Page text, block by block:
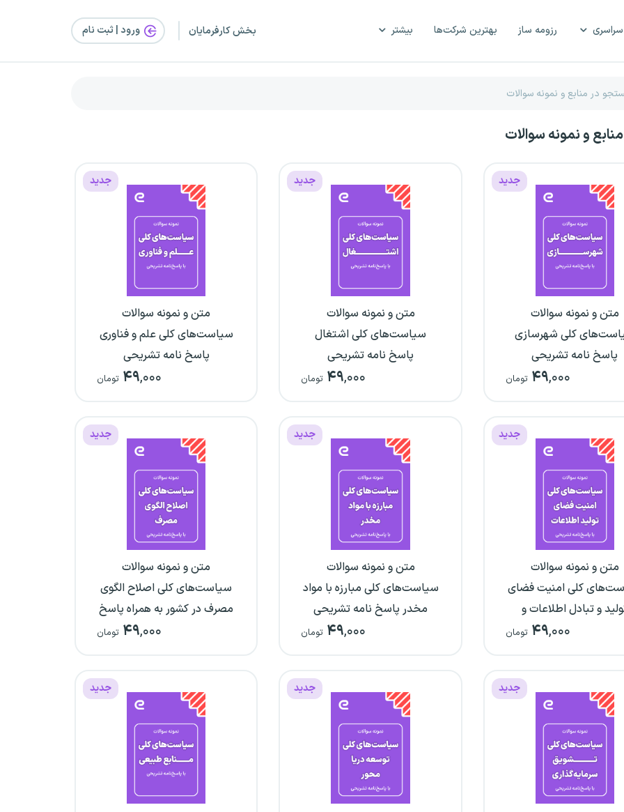
رزومه ساز بهترین شرکت‌ها بیشتر بخش کارفرمایان ورود | ثبت‌ نام
و نمونه سوالات
جدید
متن و نمونه سوالات
کلی شهرسازی
پاسخ نامه تشریحی
۴۹,۰۰۰ تومان
جدید
متن و نمونه سوالات
سیاست‌های کلی اشتغال
پاسخ نامه تشریحی
۴۹,۰۰۰ تومان
جدید
متن و نمونه سوالات
سیاست‌های کلی علم و فناوری
پاسخ نامه تشریحی
۴۹,۰۰۰ تومان
جدید
متن و نمونه سوالات
کلی امنیت فضای
و تبادل اطلاعات و
پاسخ نامه تشریحی
۴۹,۰۰۰ تومان
جدید
متن و نمونه سوالات
سیاست‌های کلی مبارزه با مواد
مخدر پاسخ نامه تشریحی
۴۹,۰۰۰ تومان
جدید
متن و نمونه سوالات
سیاست‌های کلی اصلاح الگوی
مصرف در کشور به همراه پاسخ
نامه تشریحی۴۹,۰۰۰ تومان
جدید جدید جدید